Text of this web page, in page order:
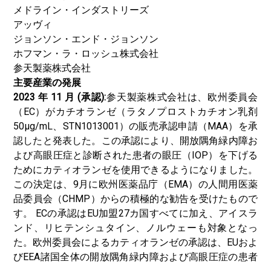
メドライン・インダストリーズ
アッヴィ
ジョンソン・エンド・ジョンソン
ホフマン・ラ・ロッシュ株式会社
参天製薬株式会社
主要産業の発展
2023 年 11 月 (承認):参天製薬株式会社は、欧州委員会
（EC）がカチオランゼ（ラタノプロストカチオン乳剤
50μg/mL、STN1013001）の販売承認申請（MAA）を承
認したと発表した。この承認により、開放隅角緑内障お
よび高眼圧症と診断された患者の眼圧（IOP）を下げる
ためにカティオランゼを使用できるようになりました。
この決定は、9月に欧州医薬品庁（EMA）の人間用医薬
品委員会（CHMP）からの積極的な勧告を受けたもので
す。 ECの承認はEU加盟27カ国すべてに加え、アイスラ
ンド、リヒテンシュタイン、ノルウェーも対象となっ
た。欧州委員会によるカティオランゼの承認は、EUおよ
びEEA諸国全体の開放隅角緑内障および高眼圧症の患者